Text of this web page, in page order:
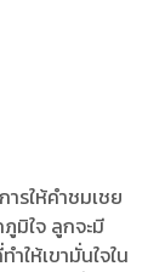
รให้คำชมเชย
มิใจ ลูกจะมี
ให้เขามั่นใจใน